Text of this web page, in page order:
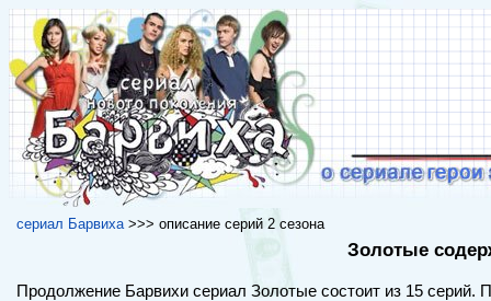
сериал Барвиха>>> описание серий 2 сезона
Золотые
Продолжение Барвихи сериал Золотые состоит из 15 серий.